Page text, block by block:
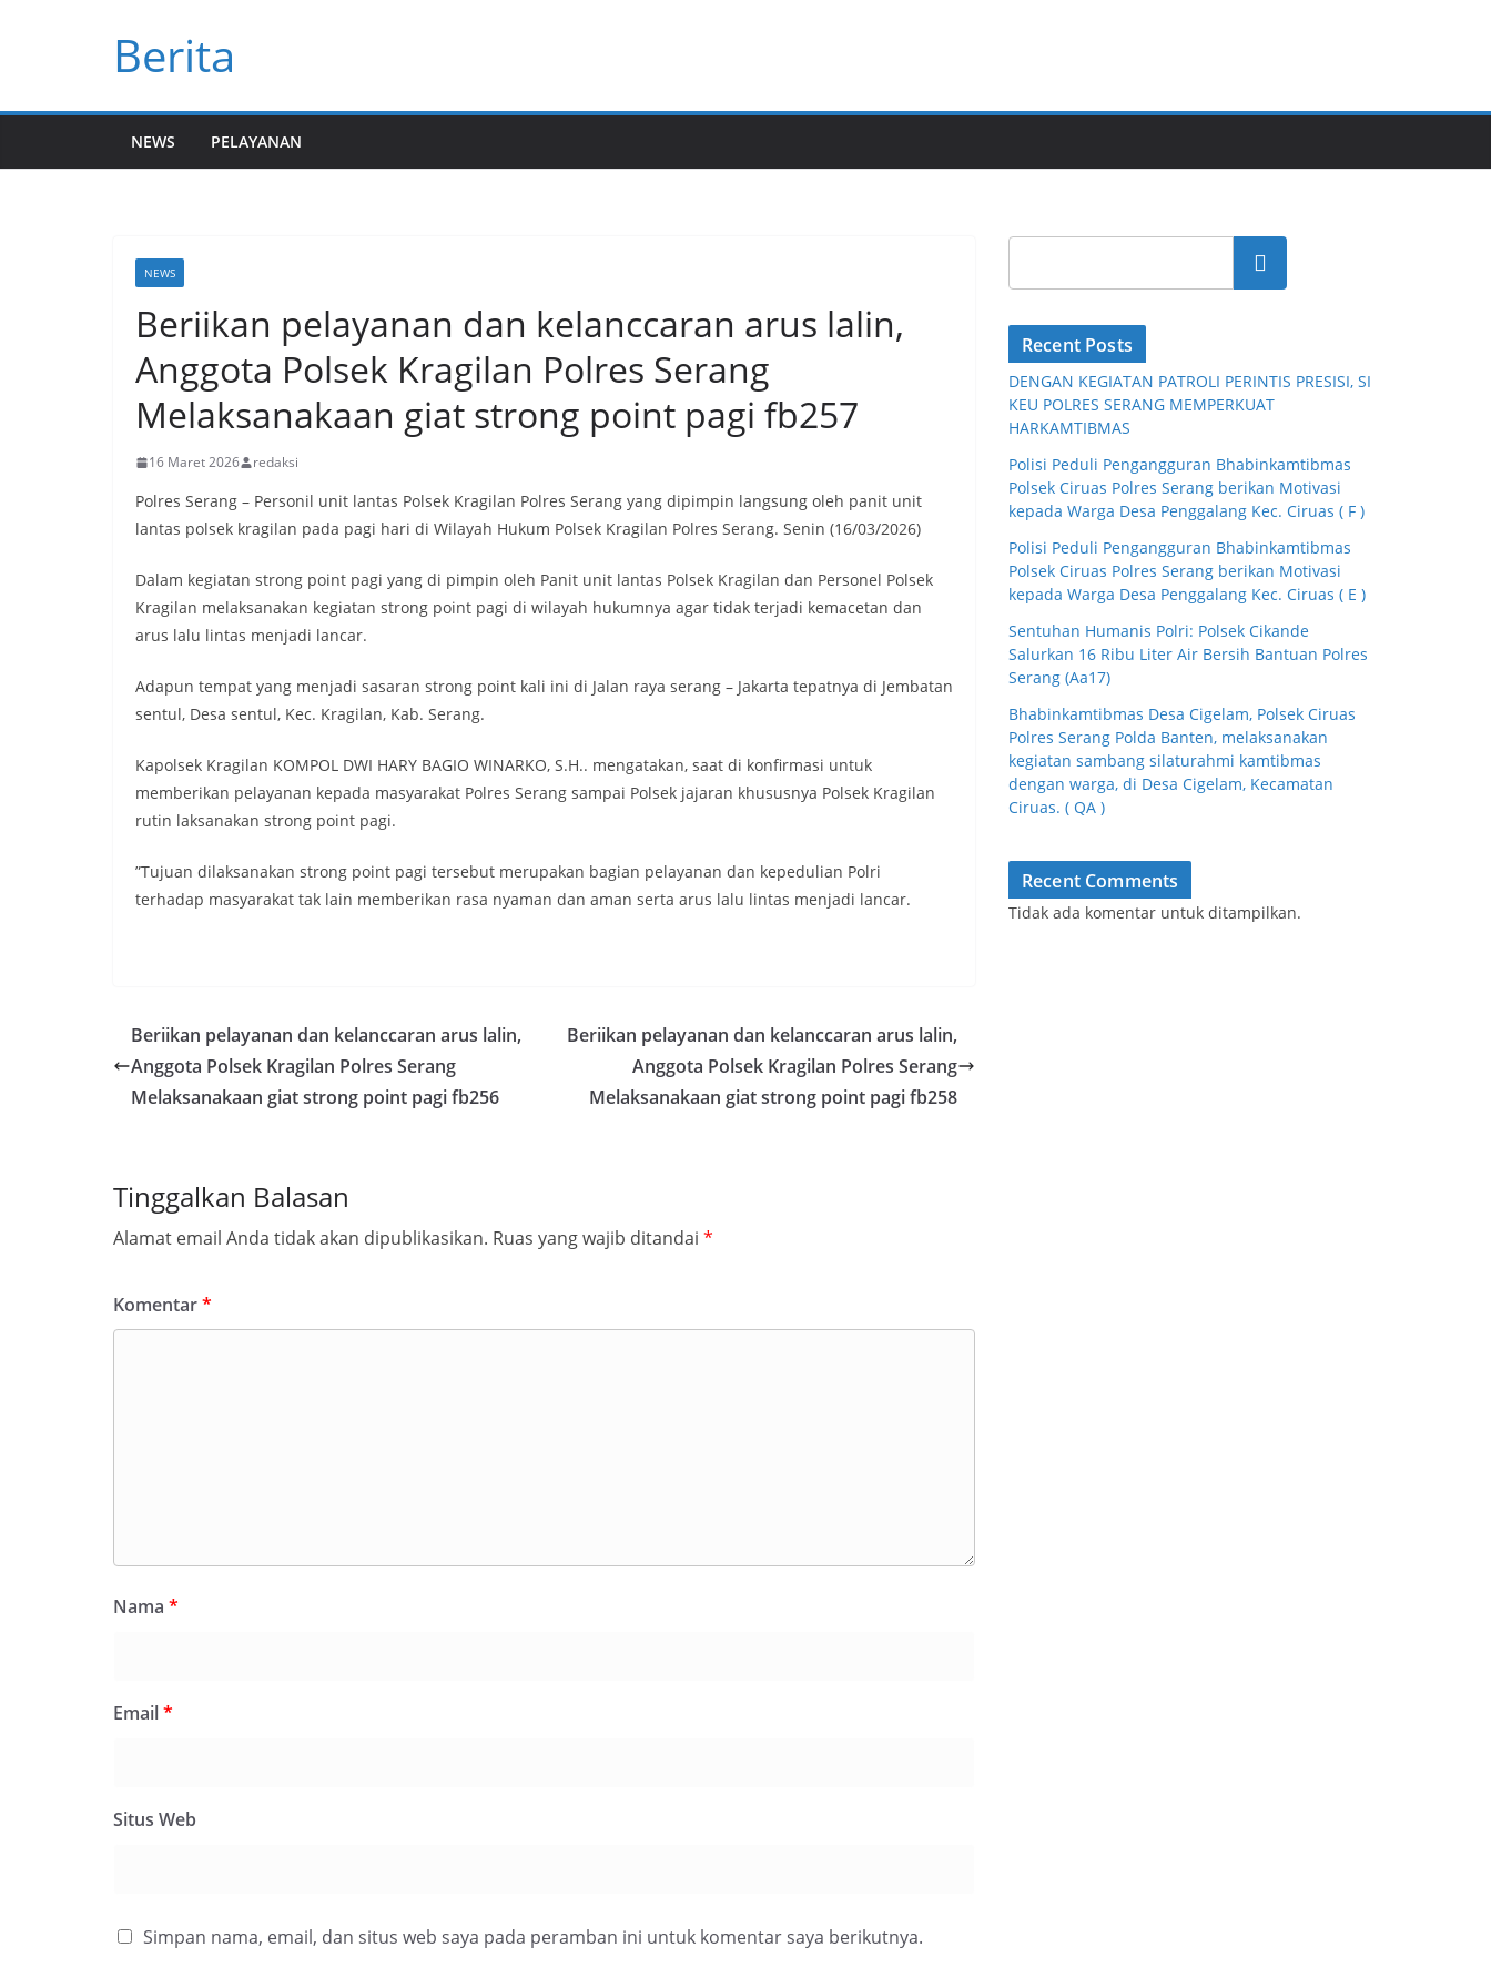
Berita
NEWS PELAYANAN
NEWS
Beriikan pelayanan dan kelanccaran arus lalin,
Anggota Polsek Kragilan Polres Serang
Melaksanakaan giat strong point pagi fb257
16 Maret 2026 redaksi
Polres Serang – Personil unit lantas Polsek Kragilan Polres Serang yang dipimpin langsung oleh panit unit
lantas polsek kragilan pada pagi hari di Wilayah Hukum Polsek Kragilan Polres Serang. Senin (16/03/2026)
Dalam kegiatan strong point pagi yang di pimpin oleh Panit unit lantas Polsek Kragilan dan Personel Polsek
Kragilan melaksanakan kegiatan strong point pagi di wilayah hukumnya agar tidak terjadi kemacetan dan
arus lalu lintas menjadi lancar.
Adapun tempat yang menjadi sasaran strong point kali ini di Jalan raya serang – Jakarta tepatnya di Jembatan
sentul, Desa sentul, Kec. Kragilan, Kab. Serang.
Kapolsek Kragilan KOMPOL DWI HARY BAGIO WINARKO, S.H.. mengatakan, saat di konfirmasi untuk
memberikan pelayanan kepada masyarakat Polres Serang sampai Polsek jajaran khususnya Polsek Kragilan
rutin laksanakan strong point pagi.
”Tujuan dilaksanakan strong point pagi tersebut merupakan bagian pelayanan dan kepedulian Polri
terhadap masyarakat tak lain memberikan rasa nyaman dan aman serta arus lalu lintas menjadi lancar.
Beriikan pelayanan dan kelanccaran arus lalin,
Anggota Polsek Kragilan Polres Serang
Melaksanakaan giat strong point pagi fb256
Beriikan pelayanan dan kelanccaran arus lalin,
Anggota Polsek Kragilan Polres Serang
Melaksanakaan giat strong point pagi fb258
Tinggalkan Balasan
Alamat email Anda tidak akan dipublikasikan. Ruas yang wajib ditandai *
Komentar*
Nama *
Email*
Situs Web
Simpan nama, email, dan situs web saya pada peramban ini untuk komentar saya berikutnya.
Cari
Recent Posts
DENGAN KEGIATAN PATROLI PERINTIS PRESISI, SI
KEU POLRES SERANG MEMPERKUAT
HARKAMTIBMAS
Polisi Peduli Pengangguran Bhabinkamtibmas
Polsek Ciruas Polres Serang berikan Motivasi
kepada Warga Desa Penggalang Kec. Ciruas ( F )
Polisi Peduli Pengangguran Bhabinkamtibmas
Polsek Ciruas Polres Serang berikan Motivasi
kepada Warga Desa Penggalang Kec. Ciruas ( E )
Sentuhan Humanis Polri: Polsek Cikande
Salurkan 16 Ribu Liter Air Bersih Bantuan Polres
Serang (Aa17)
Bhabinkamtibmas Desa Cigelam, Polsek Ciruas
Polres Serang Polda Banten, melaksanakan
kegiatan sambang silaturahmi kamtibmas
dengan warga, di Desa Cigelam, Kecamatan
Ciruas. ( QA )
Recent Comments
Tidak ada komentar untuk ditampilkan.